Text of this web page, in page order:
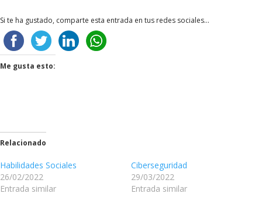
Si te ha gustado, comparte esta entrada en tus redes sociales...
Me gusta esto:
Relacionado
Habilidades Sociales
26/02/2022
Entrada similar
Ciberseguridad
29/03/2022
Entrada similar